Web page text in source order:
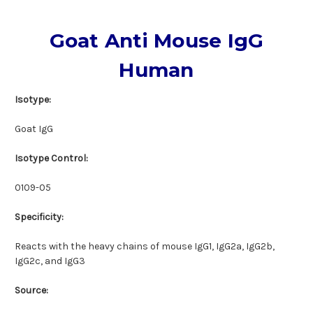
Goat Anti Mouse IgG
Human
Isotype:
Goat IgG
Isotype Control:
0109-05
Specificity:
Reacts with the heavy chains of mouse IgG1, IgG2a, IgG2b,
IgG2c, and IgG3
Source: